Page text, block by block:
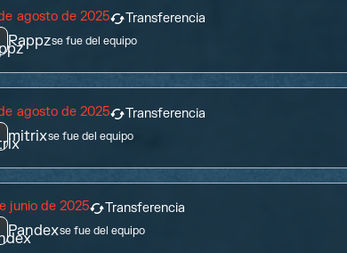
agosto de 2025 Transferencia
Rappzse fue del equipo
agosto de 2025 Transferencia
mitrixse fue del equipo
junio de 2025 Transferencia
Pandexse fue del equipo